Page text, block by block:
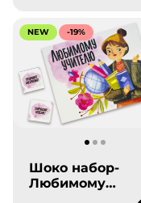
NEW -19%
Шоко набор-
Любимому
учителю.